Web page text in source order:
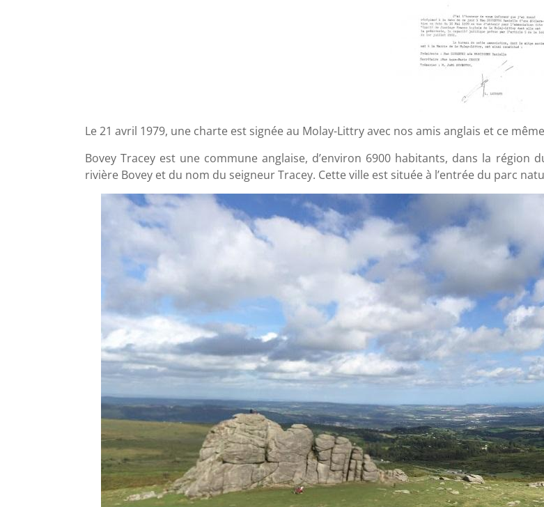
Le 21 avril 1979, une charte est signée au Molay-Littry avec nos amis anglais et ce
Bovey Tracey est une commune anglaise, d’environ 6900 habitants, dans la région
rivière Bovey et du nom du seigneur Tracey. Cette ville est située à l’entrée du parc